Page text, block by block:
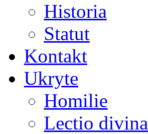
Historia
Statut
Kontakt
Ukryte
Homilie
Lectio divina